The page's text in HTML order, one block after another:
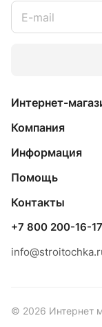
Интернет-
Компания
Информация
Помощь
Контакты
+7 800 200-16-17
© 2026 Интернет